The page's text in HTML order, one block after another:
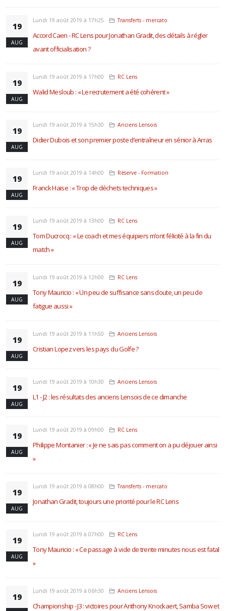
19
AUG
Lundi 19 août 2019 à 17h25 Transferts - mercato
Accord Caen - RC Lens pour Jonathan Gradit, des détails à régler
avant officialisation ?
19
AUG
Lundi 19 août 2019 à 17h00 RC Lens
Walid Mesloub : « Le recrutement a été cohérent »
19
AUG
Lundi 19 août 2019 à 15h30 Anciens Lensois
Didier Dubois et son premier poste d’entraîneur en sénior à Arras
19
AUG
Lundi 19 août 2019 à 14h00 Réserve - Formation
Franck Haise : « Trop de déchets techniques »
19
AUG
Lundi 19 août 2019 à 13h00 RC Lens
Tom Ducrocq : « Le coach et mes équipiers m’ont félicité à la fin du
match »
19
AUG
Lundi 19 août 2019 à 12h00 RC Lens
Tony Mauricio : « Un peu de suffisance sans doute, un peu de
fatigue aussi »
19
AUG
Lundi 19 août 2019 à 11h50 Anciens Lensois
Cristian Lopez vers les pays du Golfe ?
19
AUG
Lundi 19 août 2019 à 10h30 Anciens Lensois
L1 - J2 : les résultats des anciens Lensois de ce dimanche
19
AUG
Lundi 19 août 2019 à 09h00 RC Lens
Philippe Montanier : « Je ne sais pas comment on a pu déjouer ainsi
»
19
AUG
Lundi 19 août 2019 à 08h00 Transferts - mercato
Jonathan Gradit, toujours une priorité pour le RC Lens
19
AUG
Lundi 19 août 2019 à 07h00 RC Lens
Tony Mauricio : « Ce passage à vide de trente minutes nous est fatal
»
19
Lundi 19 août 2019 à 06h30 Anciens Lensois
Championship - J3 : victoires pour Anthony Knockaert, Samba Sow et